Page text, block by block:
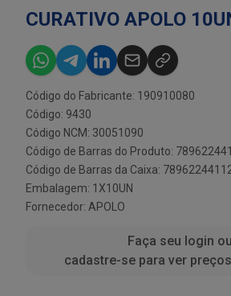
CURATIVO APOLO
Código do Fabricante: 190910080
Código: 9430
Código NCM: 30051090
Código de Barras do Produto:
Código de Barras da Caixa:
Embalagem: 1X10UN
Fornecedor: APOLO
Faça seu login ou
cadastre-se para ver